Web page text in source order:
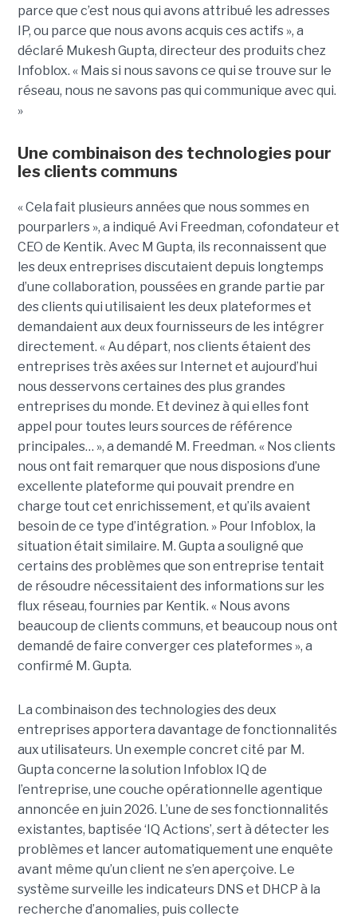
parce que c’est nous qui avons attribué les adresses
IP, ou parce que nous avons acquis ces actifs », a
déclaré Mukesh Gupta, directeur des produits chez
Infoblox. « Mais si nous savons ce qui se trouve sur le
réseau, nous ne savons pas qui communique avec qui.
»
Une combinaison des technologies pour
les clients communs
« Cela fait plusieurs années que nous sommes en
pourparlers », a indiqué Avi Freedman, cofondateur et
CEO de Kentik. Avec M Gupta, ils reconnaissent que
les deux entreprises discutaient depuis longtemps
d’une collaboration, poussées en grande partie par
des clients qui utilisaient les deux plateformes et
demandaient aux deux fournisseurs de les intégrer
directement. « Au départ, nos clients étaient des
entreprises très axées sur Internet et aujourd’hui
nous desservons certaines des plus grandes
entreprises du monde. Et devinez à qui elles font
appel pour toutes leurs sources de référence
principales… », a demandé M. Freedman. « Nos clients
nous ont fait remarquer que nous disposions d’une
excellente plateforme qui pouvait prendre en
charge tout cet enrichissement, et qu’ils avaient
besoin de ce type d’intégration. » Pour Infoblox, la
situation était similaire. M. Gupta a souligné que
certains des problèmes que son entreprise tentait
de résoudre nécessitaient des informations sur les
flux réseau, fournies par Kentik. « Nous avons
beaucoup de clients communs, et beaucoup nous ont
demandé de faire converger ces plateformes », a
confirmé M. Gupta.
La combinaison des technologies des deux
entreprises apportera davantage de fonctionnalités
aux utilisateurs. Un exemple concret cité par M.
Gupta concerne la solution Infoblox IQ de
l’entreprise, une couche opérationnelle agentique
annoncée en juin 2026. L’une de ses fonctionnalités
existantes, baptisée ‘IQ Actions’, sert à détecter les
problèmes et lancer automatiquement une enquête
avant même qu’un client ne s’en aperçoive. Le
système surveille les indicateurs DNS et DHCP à la
recherche d’anomalies, puis collecte